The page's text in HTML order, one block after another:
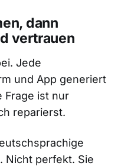
dann
vertrauen
Jede
und App generiert
Frage ist nur
reparierst.
Nicht perfekt. Sie